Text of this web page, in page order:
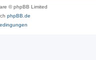
© phpBB Limited
phpBB.de